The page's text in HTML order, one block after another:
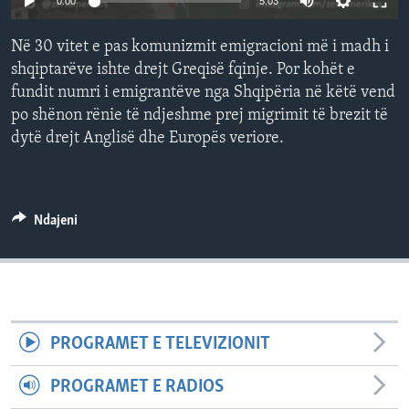
DITARI
Në 30 vitet e pas komunizmit emigracioni më i madh i
shqiptarëve ishte drejt Greqisë fqinje. Por kohët e
fundit numri i emigrantëve nga Shqipëria në këtë vend
po shënon rënie të ndjeshme prej migrimit të brezit të
dytë drejt Anglisë dhe Europës veriore.
Ndajeni
PROGRAMET E TELEVIZIONIT
PROGRAMET E RADIOS